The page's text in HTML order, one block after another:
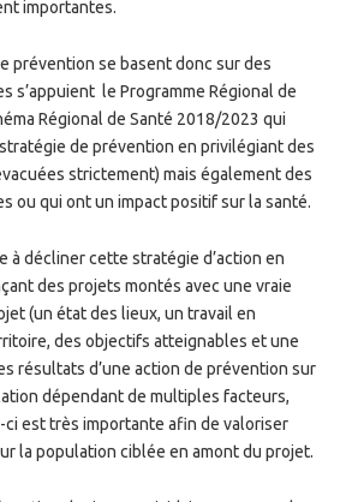
importantes.
prévention se basent donc sur des
s’appuient le Programme Régional de
Régional de Santé 2018/2023 qui
de prévention en privilégiant des
strictement) mais également des
ou qui ont un impact positif sur la santé.
à décliner cette stratégie d’action en
des projets montés avec une vraie
(un état des lieux, un travail en
des objectifs atteignables et une
résultats d’une action de prévention sur
dépendant de multiples facteurs,
ci est très importante afin de valoriser
la population ciblée en amont du projet.